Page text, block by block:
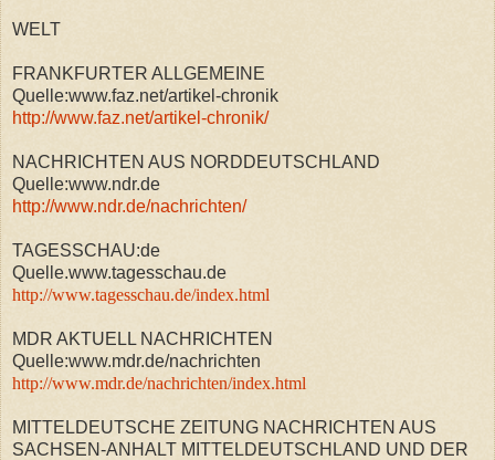
WELT
FRANKFURTER ALLGEMEINE
Quelle:www.faz.net/artikel-chronik
http://www.faz.net/artikel-chronik/
NACHRICHTEN AUS NORDDEUTSCHLAND
Quelle:www.ndr.de
http://www.ndr.de/nachrichten/
TAGESSCHAU:de
Quelle.www.tagesschau.de
http://www.tagesschau.de/index.html
MDR AKTUELL NACHRICHTEN
Quelle:www.mdr.de/nachrichten
http://www.mdr.de/nachrichten/index.html
MITTELDEUTSCHE ZEITUNG NACHRICHTEN AUS
SACHSEN-ANHALT MITTELDEUTSCHLAND UND DER